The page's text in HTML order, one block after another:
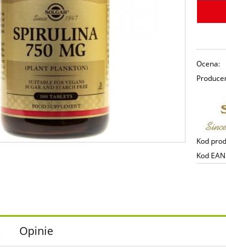
Ocena:
Kod
Kod
Opinie